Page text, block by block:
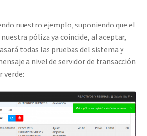
nuestro ejemplo, suponiendo que el
nuestra póliza ya coincide, al aceptar,
todas las pruebas del sistema y
a nivel de servidor de transacción
verde: